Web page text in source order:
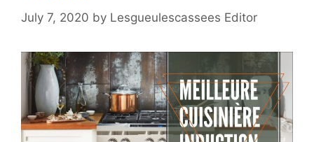
July 7, 2020 by Lesgueulescassees Editor